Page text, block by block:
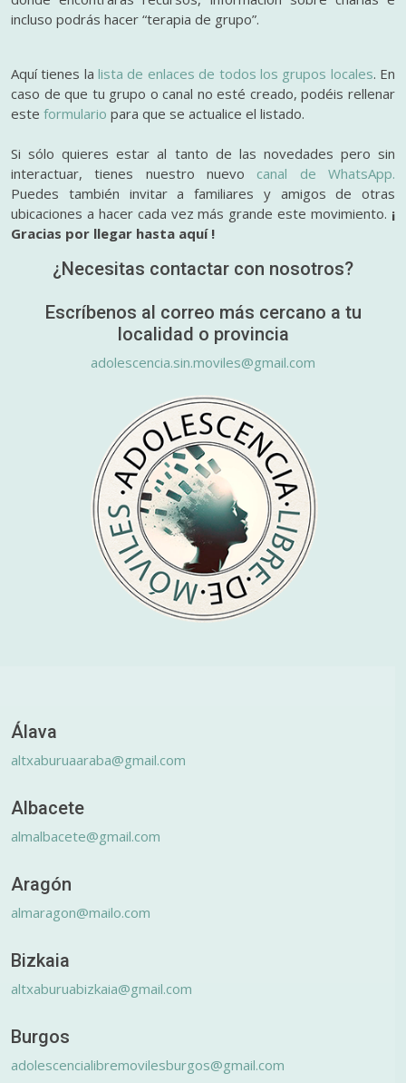
incluso podrás hacer “terapia de grupo”.
Aquí tienes lalista de enlaces de todos los grupos locales. En
caso de que tu grupo o canal no esté creado, podéis rellenar
este formulario para que se actualice el listado.
Si sólo quieres estar al tanto de las novedades pero sin
interactuar, tienes nuestro nuevo canal de WhatsApp.
Puedes también invitar a familiares y amigos de otras
ubicaciones a hacer cada vez más grande este movimiento. ¡
Gracias por llegar hasta aquí !
¿Necesitas contactar con nosotros?
Escríbenos al correo más cercano a tu
localidad o provincia
adolescencia.sin.moviles@gmail.com
Álava
altxaburuaaraba@gmail.com
Albacete
almalbacete@gmail.com
Aragón
almaragon@mailo.com
Bizkaia
altxaburuabizkaia@gmail.com
Burgos
adolescencialibremovilesburgos@gmail.com